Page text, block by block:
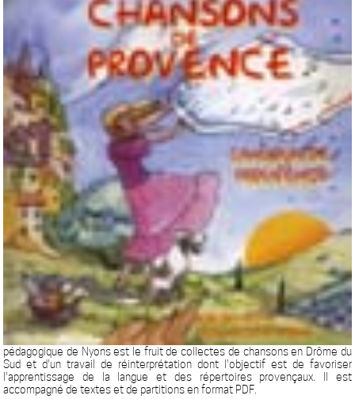
pédagogique de Nyons est le fruit de collectes de chansons en Drôme du
Sud et d'un travail de réinterprétation dont l'objectif est de favoriser
l'apprentissage de la langue et des répertoires provençaux. Il est
accompagné de textes et de partitions en format PDF.